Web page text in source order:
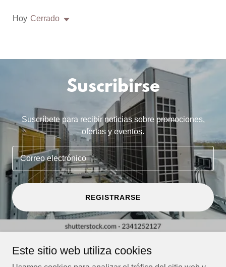
Hoy Cerrado
Suscribirse
Suscríbete para recibir noticias sobre promociones,
ofertas y eventos.
Correo electrónico
REGISTRARSE
Este sitio web utiliza cookies